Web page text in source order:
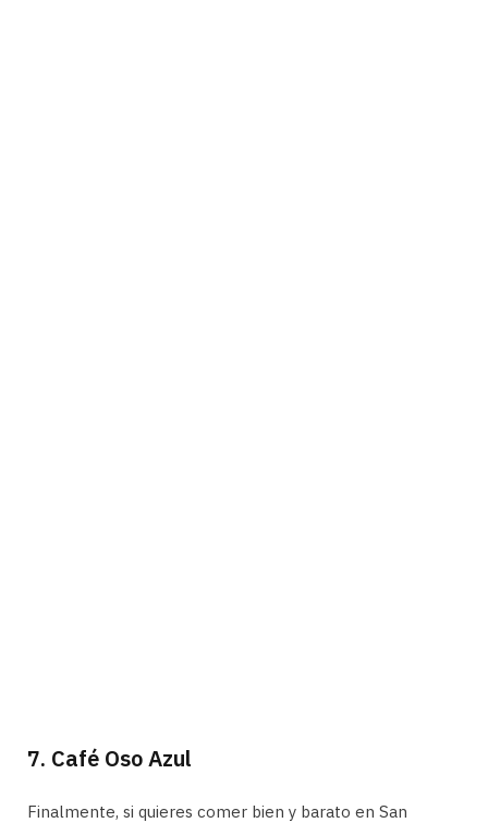
7. Café Oso Azul
Finalmente, si quieres comer bien y barato en San